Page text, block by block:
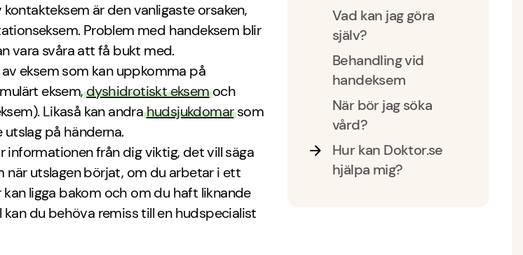
är den vanligaste orsaken,
Problem med handeksem blir
vara svåra att få bukt med.
eksem som kan uppkomma på
eksem,dyshidrotiskt eksemoch
Likaså kan andrahudsjukdomarsom
utslag på händerna.
informationen från dig viktig, det vill säga
när utslagen börjat, om du arbetar i ett
ligga bakom och om du haft liknande
du behöva remiss till en hudspecialist
Vad kan jag göra
själv?
Behandling vid
handeksem
När bör jag söka
vård?
Hur kan Doktor.se
hjälpa mig?